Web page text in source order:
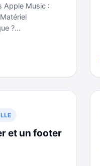
Apple Music :
?…
et un footer